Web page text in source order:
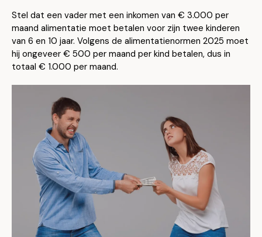
Stel dat een vader met een inkomen van € 3.000 per
maand alimentatie moet betalen voor zijn twee kinderen
van 6 en 10 jaar. Volgens de alimentatienormen 2025 moet
hij ongeveer € 500 per maand per kind betalen, dus in
totaal € 1.000 per maand.